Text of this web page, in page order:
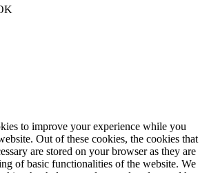
to improve your experience while you
Out of these cookies, the cookies that
are stored on your browser as they are
of basic functionalities of the website. We